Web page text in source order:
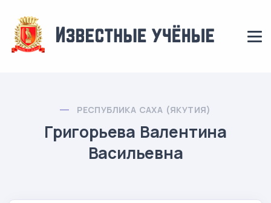
РЕСПУБЛИКА САХА (ЯКУТИЯ)
Григорьева Валентина
Васильевна